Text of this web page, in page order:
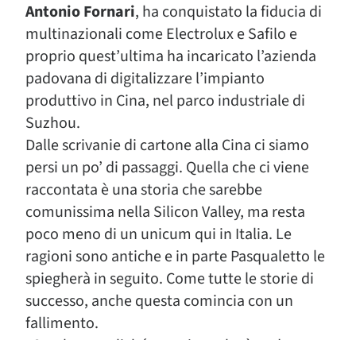
Antonio Fornari, ha conquistato la fiducia di
multinazionali come Electrolux e Safilo e
proprio quest’ultima ha incaricato l’azienda
padovana di digitalizzare l’impianto
produttivo in Cina, nel parco industriale di
Suzhou.
Dalle scrivanie di cartone alla Cina ci siamo
persi un po’ di passaggi. Quella che ci viene
raccontata è una storia che sarebbe
comunissima nella Silicon Valley, ma resta
poco meno di un unicum qui in Italia. Le
ragioni sono antiche e in parte Pasqualetto le
spiegherà in seguito. Come tutte le storie di
successo, anche questa comincia con un
fallimento.